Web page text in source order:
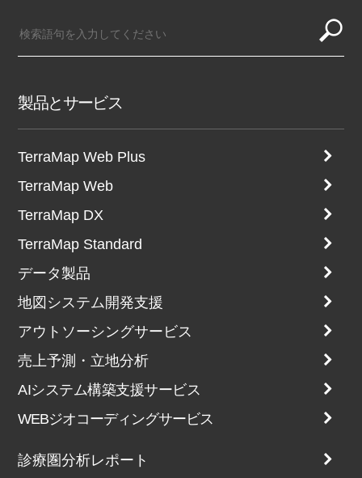
製品とサービス
TerraMap Web Plus
TerraMap Web
TerraMap DX
TerraMap Standard
データ製品
地図システム開発支援
アウトソーシングサービス
売上予測・立地分析
AIシステム構築支援サービス
WEBジオコーディングサービス
診療圏分析レポート